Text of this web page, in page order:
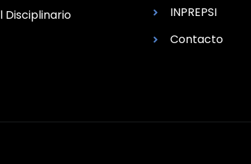
Disciplinario
INPREPSI
Contacto